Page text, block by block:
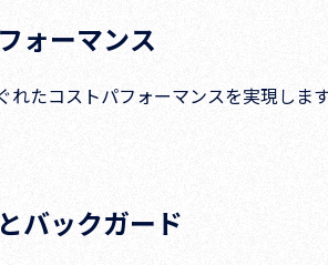
ォーマンス
たコストパフォーマンスを実現します
バックガード